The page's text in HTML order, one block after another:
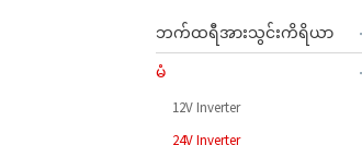
ဘက်ထရီအားသွင်းကိရိယာ
မံ
12V Inverter
24V Inverter